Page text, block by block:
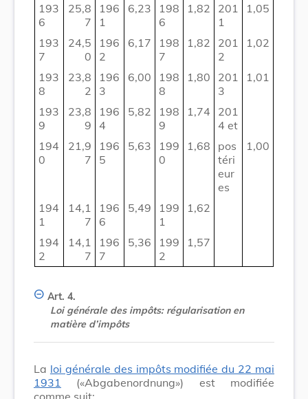
193
6
25,8
7
196
1
6,23
198
6
1,82
201
1
1,05
193
7
24,5
0
196
2
6,17
198
7
1,82
201
2
1,02
193
8
23,8
2
196
3
6,00
198
8
1,80
201
3
1,01
193
9
23,8
9
196
4
5,82
198
9
1,74
201
4 et
194
0
21,9
7
196
5
5,63
199
0
1,68
pos
téri
eur
es
1,00
194
1
14,1
7
196
6
5,49
199
1
1,62
194
2
14,1
7
196
7
5,36
199
2
1,57
Art. 4.
Loi générale des impôts: régularisation en
matière d’impôts
La loi générale des impôts modifiée du 22 mai
1931
(«Abgabenordnung») est modifiée
comme suit: